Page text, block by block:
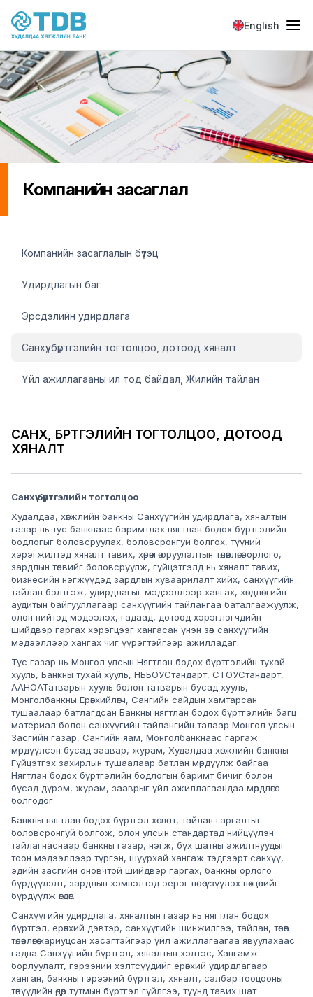
Skip to main content
English
Компанийн засаглал
Компанийн засаглалын бүтэц
Удирдлагын баг
Эрсдэлийн удирдлага
Санхүү, бүртгэлийн тогтолцоо, дотоод хяналт
Үйл ажиллагааны ил тод байдал, Жилийн тайлан
САНХҮҮ, БҮРТГЭЛИЙН ТОГТОЛЦОО, ДОТООД
ХЯНАЛТ
Санхүү бүртгэлийн тогтолцоо
Худалдаа, хөгжлийн банкны Санхүүгийн удирдлага, хяналтын
газар нь тус банкнаас баримтлах нягтлан бодох бүртгэлийн
бодлогыг боловсруулах, боловсронгуй болгох, түүний
хэрэгжилтэд хяналт тавих, хөрөнгө оруулалтын төлөвлөгөө, орлого,
зардлын төсвийг боловсруулж, гүйцэтгэлд нь хяналт тавих,
бизнесийн нэгжүүдэд зардлын хуваарилалт хийх, санхүүгийн
тайлан бэлтгэж, удирдлагыг мэдээллээр хангах, хөндлөнгийн
аудитын байгууллагаар санхүүгийн тайлангаа баталгаажуулж,
олон нийтэд мэдээлэх, гадаад, дотоод хэрэглэгчдийн
шийдвэр гаргах хэрэгцээг хангасан үнэн зөв санхүүгийн
мэдээллээр хангах чиг үүрэгтэйгээр ажилладаг.
Тус газар нь Монгол улсын Нягтлан бодох бүртгэлийн тухай
хууль, Банкны тухай хууль, НББОУСтандарт, СТОУСтандарт,
ААНОАТатварын хууль болон татварын бусад хууль,
Монголбанкны Ерөнхийлөгч, Сангийн сайдын хамтарсан
тушаалаар батлагдсан Банкны нягтлан бодох бүртгэлийн багц
материал болон санхүүгийн тайлангийн талаар Монгол улсын
Засгийн газар, Сангийн яам, Монголбанкнаас гаргаж
мөрдүүлсэн бусад заавар, журам, Худалдаа хөгжлийн банкны
Гүйцэтгэх захирлын тушаалаар батлан мөрдүүлж байгаа
Нягтлан бодох бүртгэлийн бодлогын баримт бичиг болон
бусад дүрэм, журам, зааврыг үйл ажиллагаандаа мөрдлөгө
болгодог.
Банкны нягтлан бодох бүртгэл хөтлөлт, тайлан гаргалтыг
боловсронгуй болгож, олон улсын стандартад нийцүүлэн
тайлагнаснаар банкны газар, нэгж, бүх шатны ажилтнуудыг
тоон мэдээллээр түргэн, шуурхай хангаж тэдгээрт санхүү,
эдийн засгийн оновчтой шийдвэр гаргах, банкны орлого
бүрдүүлэлт, зардлын хэмнэлтэд эерэг нөлөө үзүүлэх нөхцөлийг
бүрдүүлж өгдөг.
Санхүүгийн удирдлага, хяналтын газар нь нягтлан бодох
бүртгэл, ерөнхий дэвтэр, санхүүгийн шинжилгээ, тайлан, төсөв
төлөвлөгөө хариуцсан хэсэгтэйгээр үйл ажиллагаагаа явуулахаас
гадна Санхүүгийн бүртгэл, хяналтын хэлтэс, Хангамж
борлуулалт, гэрээний хэлтсүүдийг ерөнхий удирдлагаар
ханган, банкны гэрээний бүртгэл, хяналт, салбар тооцооны
төвүүдийн өдөр тутмын бүртгэл гүйлгээ, түүнд тавих шат